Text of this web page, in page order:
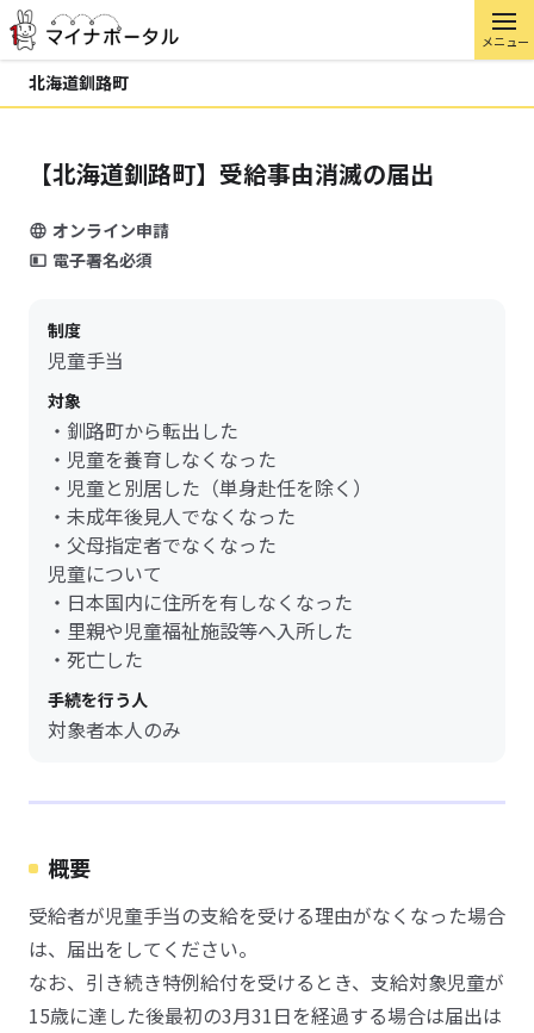
メニュー
北海道釧路町
【北海道釧路町】受給事由消滅の届出
オンライン申請
電子署名必須
制度
児童手当
対象
・釧路町から転出した
・児童を養育しなくなった
・児童と別居した（単身赴任を除く）
・未成年後見人でなくなった
・父母指定者でなくなった
児童について
・日本国内に住所を有しなくなった
・里親や児童福祉施設等へ入所した
・死亡した
手続を行う人
対象者本人のみ
概要
受給者が児童手当の支給を受ける理由がなくなった場合
は、届出をしてください。
なお、引き続き特例給付を受けるとき、支給対象児童が
15歳に達した後最初の3月31日を経過する場合は届出は